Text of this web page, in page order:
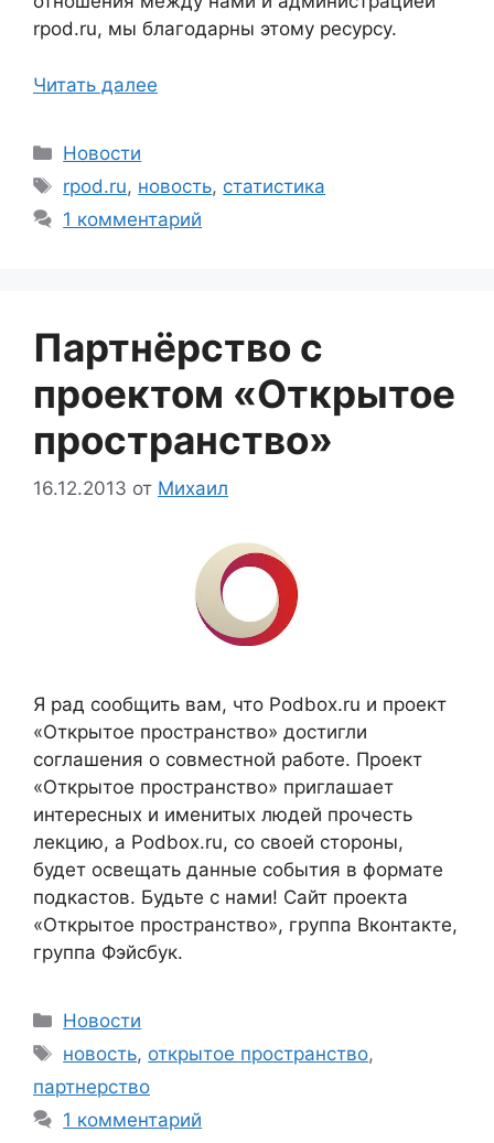
rpod.ru, мы благодарны этому ресурсу.
Читать далее
Рубрики
Новости
Метки
rpod.ru, новость, статистика
1 комментарий
Партнёрство с
проектом «Открытое
пространство»
16.12.2013 от Михаил
Я рад сообщить вам, что Podbox.ru и проект
«Открытое пространство» достигли
соглашения о совместной работе. Проект
«Открытое пространство» приглашает
интересных и именитых людей прочесть
лекцию, а Podbox.ru, со своей стороны,
будет освещать данные события в формате
подкастов. Будьте с нами! Сайт проекта
«Открытое пространство», группа Вконтакте,
группа Фэйсбук.
Рубрики
Новости
Метки
новость, открытое пространство,
партнерство
1 комментарий